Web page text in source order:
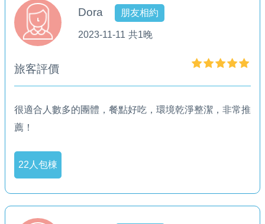
Dora 朋友相約
2023-11-11 共1晚
旅客評價
很適合人數多的團體，餐點好吃，環境乾淨整潔，非常推
薦！
22人包棟